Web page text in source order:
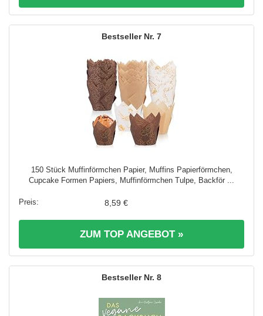
7
150 Stück Muffinförmchen Papier, Muffins Papierförmchen,
Cupcake Formen Papiers, Muffinförmchen Tulpe, Backför ...
8,59 €
ZUM TOP ANGEBOT »
8